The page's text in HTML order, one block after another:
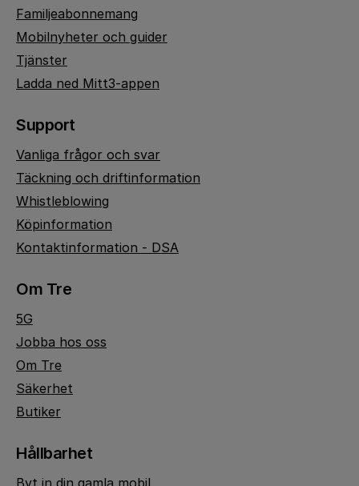
Familjeabonnemang
Mobilnyheter och guider
Tjänster
Ladda ned Mitt3-appen
Support
Vanliga frågor och svar
Täckning och driftinformation
Whistleblowing
Köpinformation
Kontaktinformation - DSA
Om Tre
5G
Jobba hos oss
Om Tre
Säkerhet
Butiker
Hållbarhet
Byt in din gamla mobil